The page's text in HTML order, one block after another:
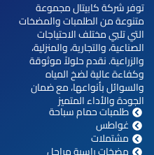
توفر شركة كابيتال مجموعة
متنوعة من الطلمبات والمضخات
التي تلبي مختلف الاحتياجات
الصناعية، والتجارية، والمنزلية،
والزراعية. نقدم حلولاً موثوقة
وكفاءة عالية لضخ المياه
والسوائل بأنواعها، مع ضمان
الجودة والأداء المتميز
طلمبات حمام سباحة
غواطس
مشتملات